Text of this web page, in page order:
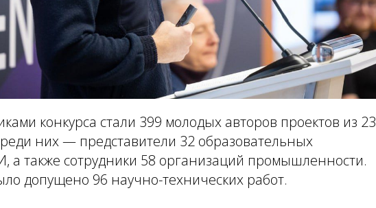
конкурса стали 399 молодых авторов проектов из 23
них — представители 32 образовательных
а также сотрудники 58 организаций промышленности.
допущено 96 научно-технических работ.